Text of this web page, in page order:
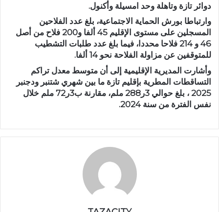
دوائر تازة وتاهلة وحد امسيلة وأكنول.
وارتباطا بورش الحماية الاجتماعية، بلغ عدد الفلاحين
المسجلين على مستوى الإقليم 45 ألفا و200 فلاح من أصل
46 و 214 فلاحا محددا، فيما بلغ عدد طلبات التشطيب
للمتوقفين عن مزاولة الفلاحة نحو 14 ألفا.
وأشارت المديرية الإقليمية إلى أن متوسط معدل تراكم
التساقطات المطرية بإقليم تازة ما بين شهري شتنبر ودجنبر
2025 ، بلغ حوالي 3ر288 ملم، مقارنة ب3ر72 ملم خلال
نفس الفترة من سنة 2024.